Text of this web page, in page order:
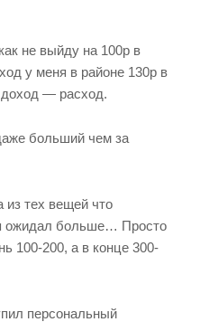
не выйду на 100р в
у меня в районе 130р в
— расход.
больший чем за
из тех вещей что
ожидал больше… Просто
100-200, а в конце 300-
персональный